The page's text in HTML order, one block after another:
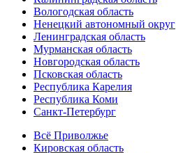
Вологодская область
Ненецкий автономный округ
Ленинградская область
Мурманская область
Новгородская область
Псковская область
Республика Карелия
Республика Коми
Санкт-Петербург
Всё Приволжье
Кировская область